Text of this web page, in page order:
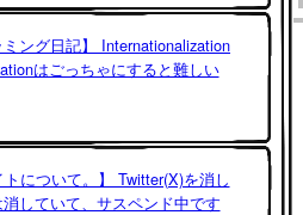
ング日記】 Internationalization
はごっちゃにすると難しい
トについて。】 Twitter(X)を消し
していて、サスペンド中です